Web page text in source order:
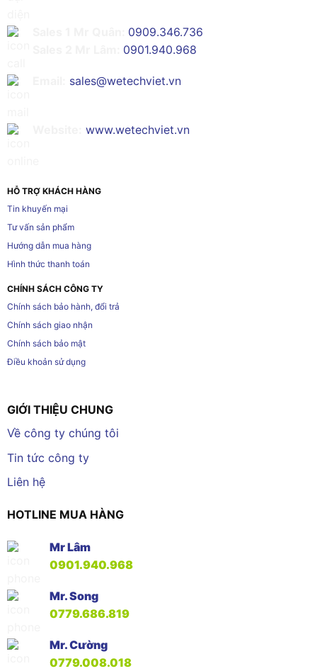
0909.346.736
0901.940.968
sales@wetechviet.vn
www.wetechviet.vn
HỖ TRỢ KHÁCH HÀNG
Tin khuyến mại
Tư vấn sản phẩm
Hướng dẫn mua hàng
Hình thức thanh toán
CHÍNH SÁCH CÔNG TY
Chính sách bảo hành, đổi trả
Chính sách giao nhận
Chính sách bảo mật
Điều khoản sử dụng
GIỚI THIỆU CHUNG
Về công ty chúng tôi
Tin tức công ty
Liên hệ
HOTLINE MUA HÀNG
Mr Lâm
0901.940.968
Mr. Song
0779.686.819
Mr. Cường
0779.008.018